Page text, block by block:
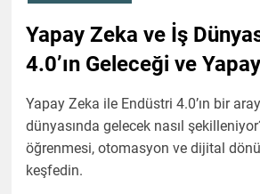
Yapay Zeka ve İş
4.0’ın Geleceği ve
Yapay Zeka ile Endüstri 4.0’ın bir
dünyasında gelecek nasıl
öğrenmesi, otomasyon ve dijital
keşfedin.